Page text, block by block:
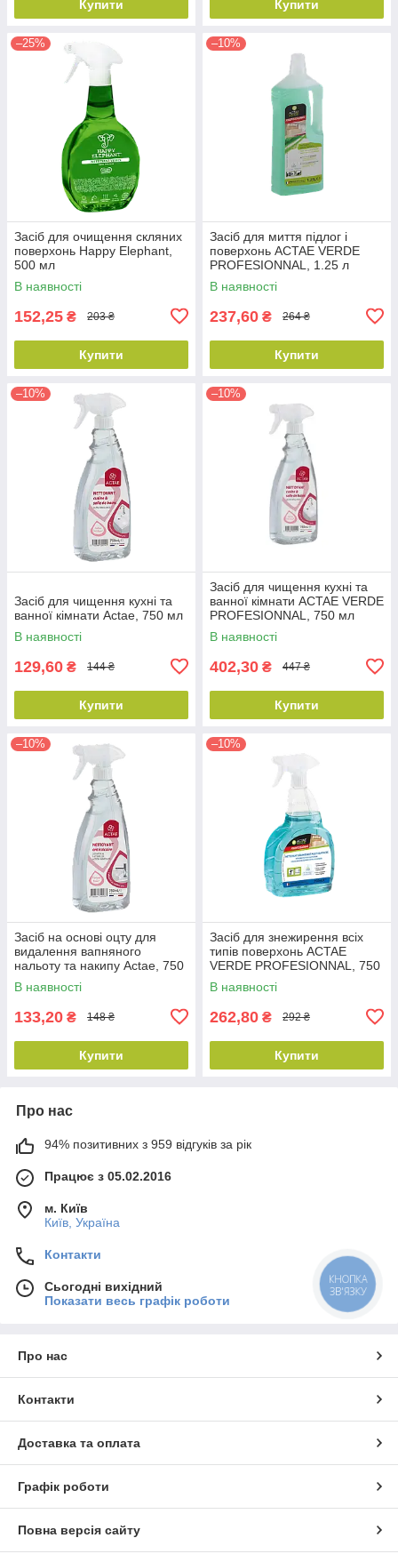
Купити Купити
–25%
Засіб для очищення скляних
поверхонь Happy Elephant,
500 мл
В наявності
152,25 ₴ 203 ₴
Купити
–10%
Засіб для миття підлог і
поверхонь ACTAE VERDE
PROFESIONNAL, 1.25 л
В наявності
237,60 ₴ 264 ₴
Купити
–10%
Засіб для чищення кухні та
ванної кімнати Actae, 750 мл
В наявності
129,60 ₴ 144 ₴
Купити
–10%
Засіб для чищення кухні та
ванної кімнати ACTAE VERDE
PROFESIONNAL, 750 мл
В наявності
402,30 ₴ 447 ₴
Купити
–10%
Засіб на основі оцту для
видалення вапняного
нальоту та накипу Actae, 750
мл
В наявності
133,20 ₴ 148 ₴
Купити
–10%
Засіб для знежирення всіх
типів поверхонь ACTAE
VERDE PROFESIONNAL, 750
мл
В наявності
262,80 ₴ 292 ₴
Купити
Про нас
94% позитивних з 959 відгуків за рік
Працює з 05.02.2016
м. Київ
Київ, Україна
Контакти
Сьогодні вихідний
Показати весь графік роботи
Про нас
Контакти
Доставка та оплата
Графік роботи
Повна версія сайту
КНОПКА
ЗВ'ЯЗКУ